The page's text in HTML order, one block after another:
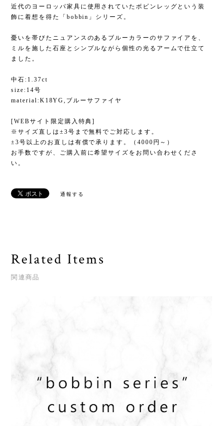
近代のヨーロッパ家具に使用されていたボビンレッグという装
飾に着想を得た「bobbin」シリーズ。
憂いを帯びたニュアンスのあるブルーカラーのサファイアを、
ミルを施した石座とシンプルながら個性の光るアームで仕立て
ました。
中石:1.37ct
size:14号
material:K18YG,ブルーサファイヤ
[WEBサイト限定購入特典]
※サイズ直しは±3号まで無料でご対応します。
±3号以上のお直しは有償で承ります。（4000円～）
お手数ですが、ご購入前に希望サイズをお問い合わせくださ
い。
通報する
Related Items
関連商品